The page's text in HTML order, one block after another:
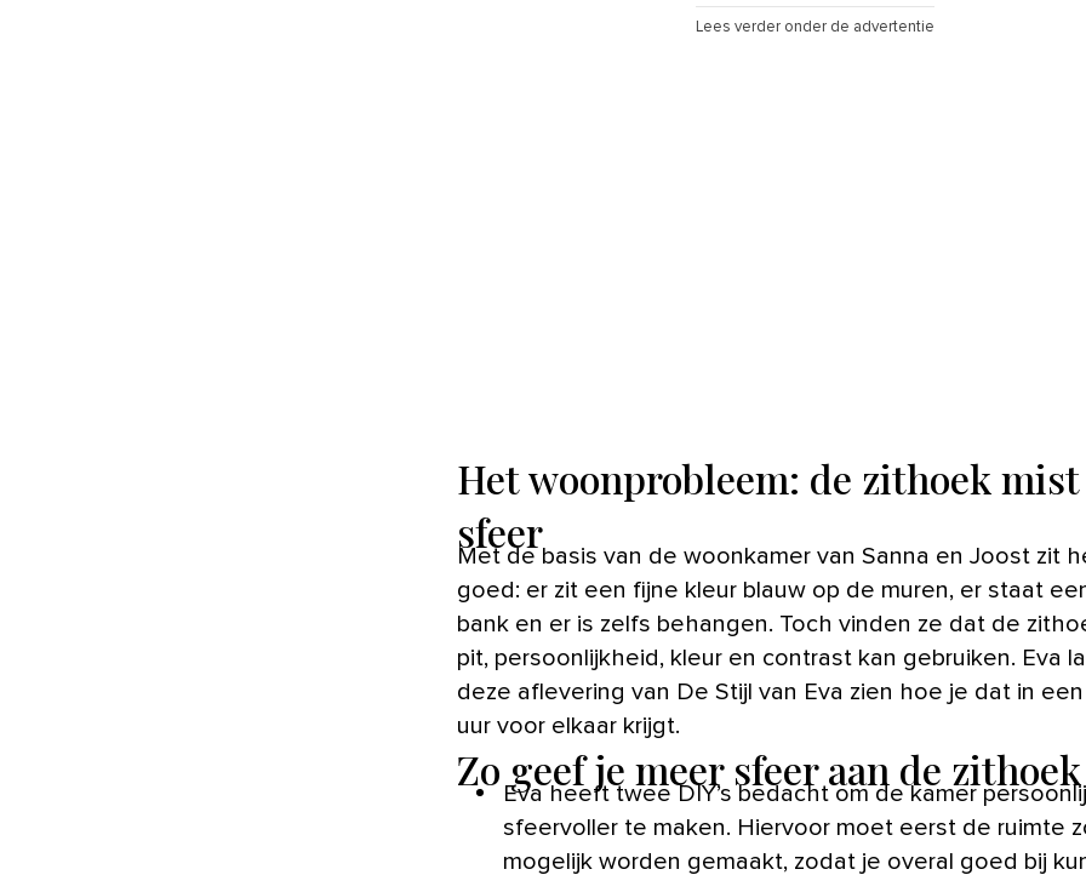
Lees verder onder de advertentie
Het woonprobleem: de zithoek mist
sfeer
Met de basis van de woonkamer van Sanna en Joost zit het wel
goed: er zit een fijne kleur blauw op de muren, er staat
bank en er is zelfs behangen. Toch vinden ze dat de
pit, persoonlijkheid, kleur en contrast kan gebruiken. Eva
deze aflevering van De Stijl van Eva zien hoe je dat in
uur voor elkaar krijgt.
Zo geef je meer sfeer aan de zithoek
Eva heeft twee DIY’s bedacht om de kamer
sfeervoller te maken. Hiervoor moet eerst de ruimte
mogelijk worden gemaakt, zodat je overal goed bij